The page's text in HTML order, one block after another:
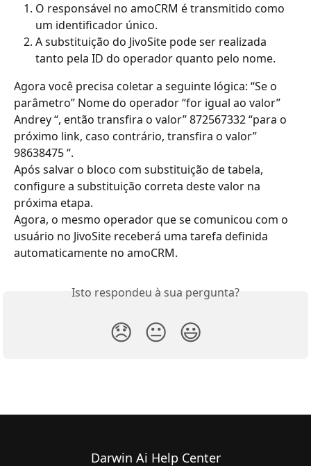
O responsável no amoCRM é transmitido como
um identificador único.
A substituição do JivoSite pode ser realizada
tanto pela ID do operador quanto pelo nome.
Agora você precisa coletar a seguinte lógica: “Se o
parâmetro” Nome do operador “for igual ao valor”
Andrey “, então transfira o valor” 872567332 “para o
próximo link, caso contrário, transfira o valor”
98638475 “.
Após salvar o bloco com substituição de tabela,
configure a substituição correta deste valor na
próxima etapa.
Agora, o mesmo operador que se comunicou com o
usuário no JivoSite receberá uma tarefa definida
automaticamente no amoCRM.
Isto respondeu à sua pergunta?
😞 😐 😃
Darwin Ai Help Center